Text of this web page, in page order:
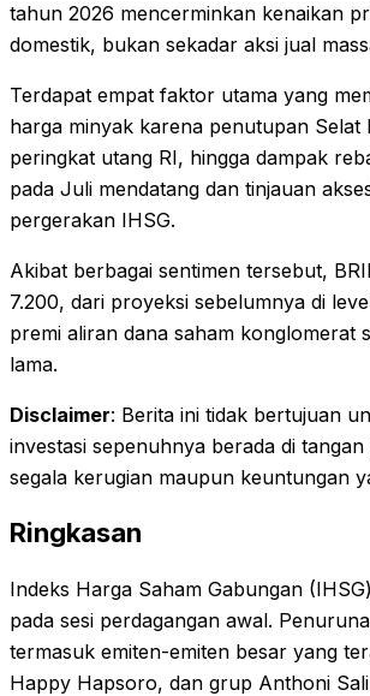
tahun 2026 mencerminkan kenaikan
domestik, bukan sekadar aksi jual
Terdapat empat faktor utama yang
harga minyak karena penutupan
peringkat utang RI, hingga dampak
pada Juli mendatang dan tinjauan
pergerakan IHSG.
Akibat berbagai sentimen tersebut,
7.200, dari proyeksi sebelumnya di
premi aliran dana saham konglomerat
lama.
Disclaimer: Berita ini tidak bertujuan
investasi sepenuhnya berada di
segala kerugian maupun keuntungan
Ringkasan
Indeks Harga Saham Gabungan
pada sesi perdagangan awal.
termasuk emiten-emiten besar yang
Happy Hapsoro, dan grup Anthoni